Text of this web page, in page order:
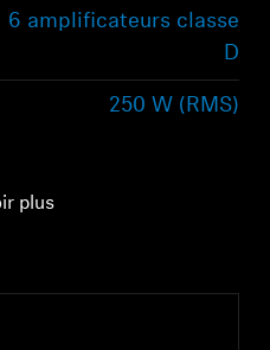
6 amplificateurs classe
D
250 W (RMS)
plus